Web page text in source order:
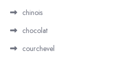
chinois
chocolat
courchevel